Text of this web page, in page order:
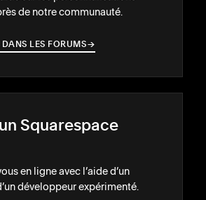
de notre communauté.
DANS LES FORUMS→
→
un Squarespace
en ligne avec l’aide d’un
développeur expérimenté.